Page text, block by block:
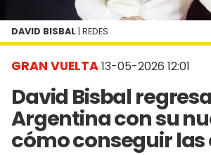
GRAN VUELTA13-05-2026 12:01
David Bisbal
Argentina con su
cómo conseguir
DAVID BISBAL | REDES